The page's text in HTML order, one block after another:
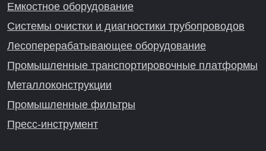
Емкостное оборудование
Системы очистки и диагностики трубопроводов
Лесоперерабатывающее оборудование
Промышленные транспортировочные платформы
Металлоконструкции
Промышленные фильтры
Пресс-инструмент